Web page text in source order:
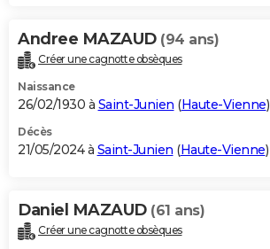
Andree MAZAUD (94 ans)
Créer une cagnotte obsèques
Naissance
26/02/1930 à Saint-Junien (Haute-Vienne)
Décès
21/05/2024 à Saint-Junien (Haute-Vienne)
Daniel MAZAUD (61 ans)
Créer une cagnotte obsèques